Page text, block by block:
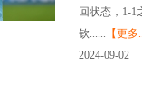
回状态，1-1
钦...... 【更多
2024-09-02